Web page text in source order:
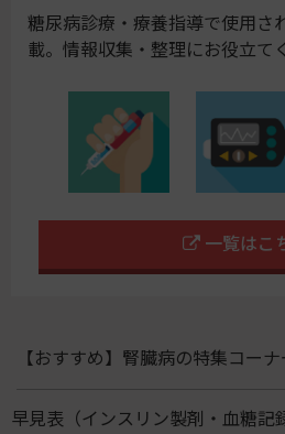
糖尿病診療・療養指導で使用さ
載。情報収集・整理にお役立て
一覧はこ
【おすすめ】腎臓病の特集コー
早見表（インスリン製剤・血糖記